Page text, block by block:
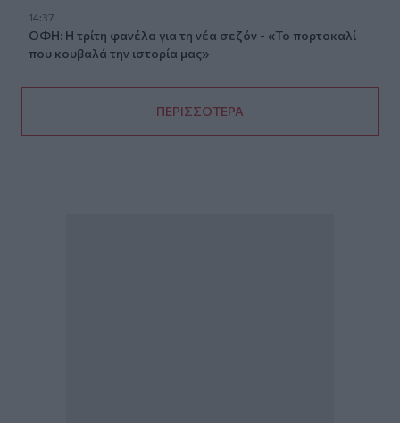
14:37
ΟΦΗ: Η τρίτη φανέλα για τη νέα σεζόν - «Το πορτοκαλί
που κουβαλά την ιστορία μας»
ΠΕΡΙΣΣΟΤΕΡΑ